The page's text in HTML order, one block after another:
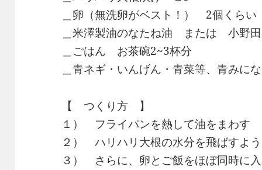
＿卵（無洗卵がベスト！） 2個くらい
＿米澤製油のなたね油 または 小野
＿ごはん お茶碗2~3杯分
＿青ネギ・いんげん・青菜等、青み
【 つくり方 】
１） フライパンを熱して油をまわす
２） ハリハリ大根の水分を飛ばすよ
３） さらに、卵とご飯をほぼ同時に